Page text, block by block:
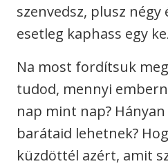
szenvedsz, plusz
esetleg kaphass egy
Na most fordítsuk
tudod, mennyi
nap mint nap?
barátaid lehetnek?
küzdöttél azért, amit